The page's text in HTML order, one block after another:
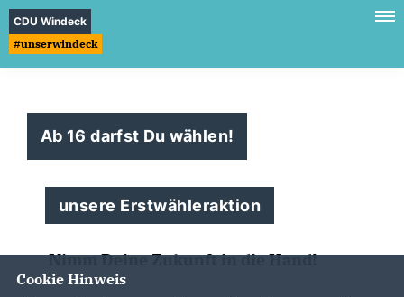
CDU Windeck
#unserwindeck
Ab 16 darfst Du wählen!
unsere Erstwähleraktion
Nimm Deine Zukunft in die Hand!
Cookie Hinweis